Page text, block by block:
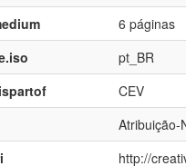
6 páginas
pt_BR
CEV
Atribuição-
http://